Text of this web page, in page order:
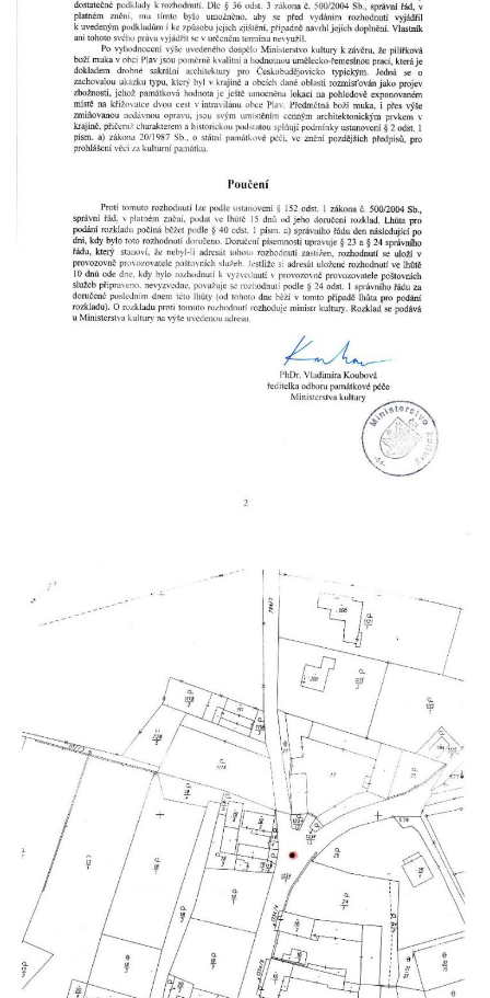
Kříž u Borských u domu čp. 859 v
Mikulášovicích
Kříž Ließnerových naproti Mikovu v
Mikulášovicích
Kříž u Mikulášovického potoka poblíž
Lissnerův kříž u domu čp. 39 v
Mikulášovicích
Hampelův kříž u bývalých kasáren v
Mikulášovicích
Marchnerův (Zelený) kříž naproti domu čp.
Schneiderův kříž před domem čp. 55 v
Franzeho kříž u domu čp. 356 v
Hammerberský kříž na křižovatce mezi
domy čp. 739 a 758 v Mikulášovicích
Kříž Johannese Herlta poblíž domu čp. 428
v Mikulášovicích
Drascheho kříž na zahradě domu čp. 915 v
Mikulášovicích
Hillův kříž u domu čp. 436 v Mikulášovicích
Hampelův kříž západně od dolního nádraží
v Mikulášovicích
Kříž před kostelem svatých Petra a Pavla v